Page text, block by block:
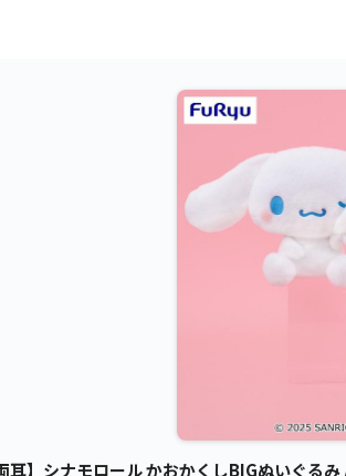
耳】シナモロール かおかくしBIGぬいぐる